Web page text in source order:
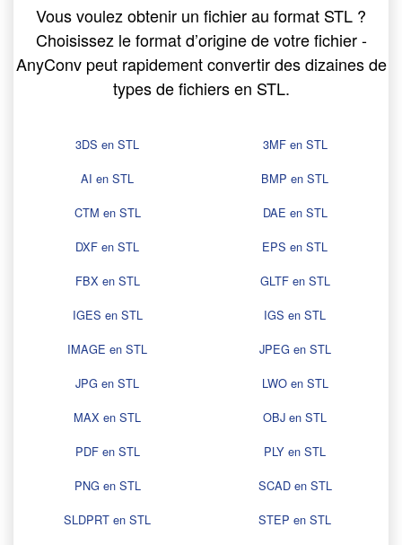
Vous voulez obtenir un fichier au format STL ?
Choisissez le format d’origine de votre fichier -
AnyConv peut rapidement convertir des dizaines de
types de fichiers en STL.
3DS en STL
3MF en STL
AI en STL
BMP en STL
CTM en STL
DAE en STL
DXF en STL
EPS en STL
FBX en STL
GLTF en STL
IGES en STL
IGS en STL
IMAGE en STL
JPEG en STL
JPG en STL
LWO en STL
MAX en STL
OBJ en STL
PDF en STL
PLY en STL
PNG en STL
SCAD en STL
SLDPRT en STL
STEP en STL